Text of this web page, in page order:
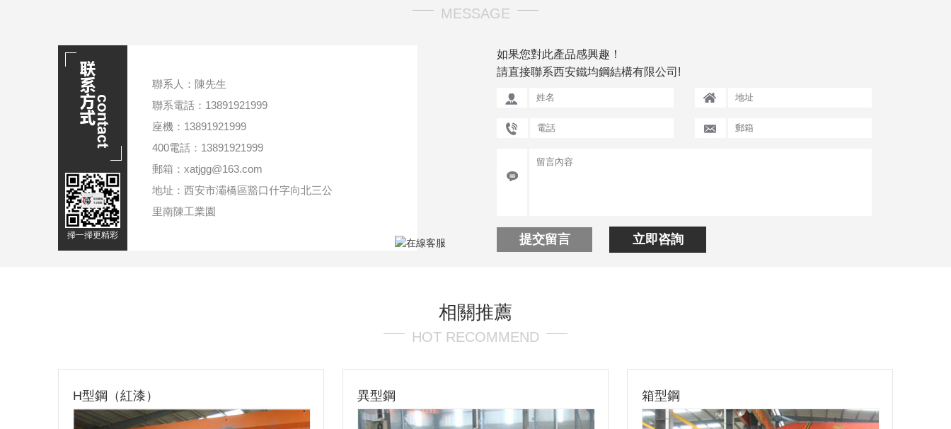
MESSAGE
掃一掃更精彩
聯系人：陳先生
聯系電話：13891921999
座機：13891921999
400電話：13891921999
郵箱：xatjgg@163.com
地址：西安市灞橋區豁口什字向北三公
里南陳工業園
如果您對此產品感興趣！
請直接聯系西安鐵均鋼結構有限公司!
提交留言 立即咨詢
相關推薦
HOT RECOMMEND
異型鋼 箱型鋼 LHT型雙懸臂式焊接機